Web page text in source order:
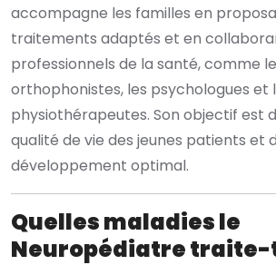
accompagne les familles en
traitements adaptés et en
professionnels de la santé, comme
orthophonistes, les psychologues et
physiothérapeutes. Son objectif est
qualité de vie des jeunes patients et
développement optimal.
Quelles maladies le
Neuropédiatre